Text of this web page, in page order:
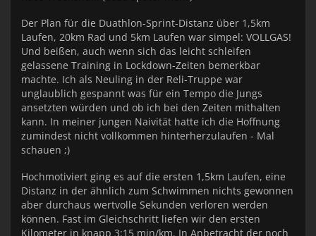
Der Plan für die Duathlon-Sprint-Distanz über 1,5km
Laufen, 20km Rad und 5km Laufen war simpel: VOLLGAS!
Und beißen, auch wenn sich das leicht schleifen
gelassene Training in Lockdown-Zeiten bemerkbar
machte. Ich als Neuling in der Reli-Truppe war
unglaublich gespannt was für ein Tempo die Jungs
ansetzten würden und ob ich bei den Zeiten mithalten
kann. In meiner jungen Naivität hatte ich die Hoffnung
zumindest nicht vollkommen hinterherzulaufen - Mal
schauen ;)
Hochmotiviert ging es auf die ersten 1,5km Laufen, eine
Distanz in der ähnlich zum Schwimmen nichts gewonnen
aber durchaus wertvolle Sekunden verloren werden
können. Fast im Gleichschritt liefen wir den ersten
Kilometer in knapp 3:15 min/km. In Anbetracht der noch